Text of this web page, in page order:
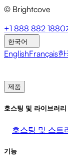
프레스룸 뉴
© Brightcove
+1 888 882 1880
한국어
EnglishFrançais한
제품
호스팅 및 라이브러리
호스팅 및 스트
기능